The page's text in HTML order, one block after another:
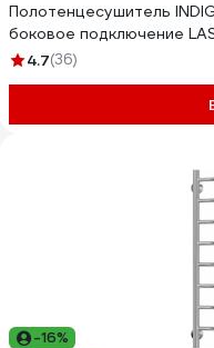
Полотенцесушитель
боковое подключение
4.7(36)
-16%